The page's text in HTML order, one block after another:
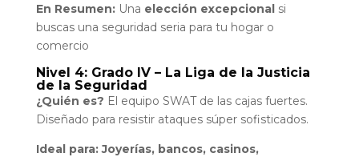
En Resumen:Una elección excepcionalsi
buscas una seguridad seria para tu hogar o
comercio
Nivel 4: Grado IV – La Liga de la Justicia
de la Seguridad
¿Quién es? El equipo SWAT de las cajas fuertes.
Diseñado para resistir ataques súper sofisticados.
Ideal para: Joyerías, bancos, casinos,